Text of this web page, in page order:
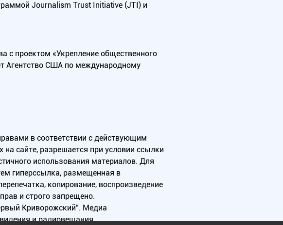
Journalism Trust Initiative (JTI) и
с проектом «Укрепление общественного
Агентство США по международному
в соответствии с действующим
сайте, разрешается при условии ссылки
использования материалов. Для
гиперссылка, размещенная в
копирование, воспроизведение
и строго запрещено.
Криворожский". Медиа
и радиовещания.